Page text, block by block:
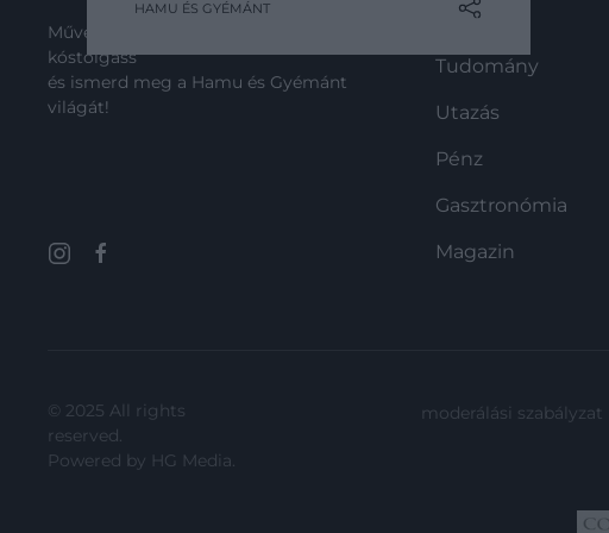
HAMU ÉS GYÉMÁNT
Művelődj, szórakozz, kíváncsiskodj,
kóstolgass
és ismerd meg a Hamu és Gyémánt
világát!
Kultúra
Tudomány
Utazás
Pénz
Gasztronómia
Magazin
© 2025 All rights
reserved.
Powered by HG Media.
moderálási szabályzat